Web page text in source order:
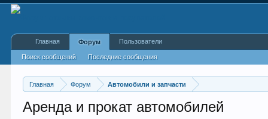
Главная Форум Автомобили и запчасти
Аренда и прокат автомобилей
Главная Форум
Поиск сообщений Последние сообщения
Пользователи